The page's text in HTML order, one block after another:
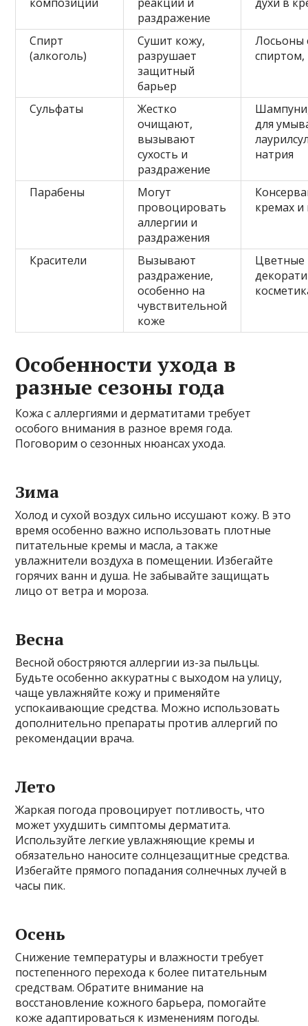
раздражение
Спирт
(алкоголь)
Сушит кожу,
разрушает
защитный
барьер
Лосьоны
Сульфаты
Жестко
очищают,
вызывают
сухость и
раздражение
для
натрия
Парабены
Могут
провоцировать
аллергии и
раздражения
кремах и
Красители
Вызывают
раздражение,
особенно на
чувствительной
коже
Цветные
Особенности ухода в
разные сезоны года
Кожа с аллергиями и дерматитами требует
особого внимания в разное время года.
Поговорим о сезонных нюансах ухода.
Зима
Холод и сухой воздух сильно иссушают кожу. В это
время особенно важно использовать плотные
питательные кремы и масла, а также
увлажнители воздуха в помещении. Избегайте
горячих ванн и душа. Не забывайте защищать
лицо от ветра и мороза.
Весна
Весной обостряются аллергии из-за пыльцы.
Будьте особенно аккуратны с выходом на улицу,
чаще увлажняйте кожу и применяйте
успокаивающие средства. Можно использовать
дополнительно препараты против аллергий по
рекомендации врача.
Лето
Жаркая погода провоцирует потливость, что
может ухудшить симптомы дерматита.
Используйте легкие увлажняющие кремы и
обязательно наносите солнцезащитные средства.
Избегайте прямого попадания солнечных лучей в
часы пик.
Осень
Снижение температуры и влажности требует
постепенного перехода к более питательным
средствам. Обратите внимание на
восстановление кожного барьера, помогайте
коже адаптироваться к изменениям погоды.